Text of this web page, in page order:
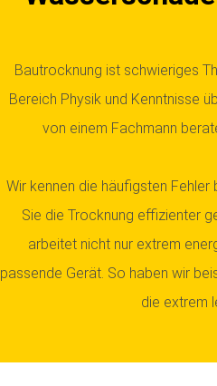
Bautrocknung ist schwieriges
Bereich Physik und Kenntnisse
von einem Fachmann
Wir kennen die häufigsten
Sie die Trocknung effizienter
arbeitet nicht nur extrem
passende Gerät. So haben wir
die extrem